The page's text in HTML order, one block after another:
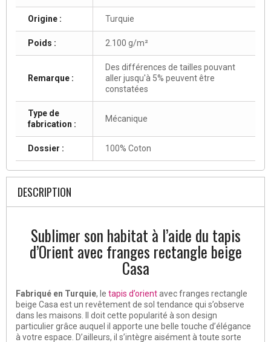
Origine : Turquie
Poids : 2.100 g/m²
Remarque :
Des différences de tailles pouvant
aller jusqu'à 5% peuvent être
constatées
Type de
fabrication :
Mécanique
Dossier : 100% Coton
DESCRIPTION
Sublimer son habitat à l’aide du tapis
d’Orient avec franges rectangle beige
Casa
Fabriqué en Turquie, le tapis d’orientavec franges rectangle
beige Casa est un revêtement de sol tendance qui s’observe
dans les maisons. Il doit cette popularité à son design
particulier grâce auquel il apporte une belle touche d’élégance
à votre espace. D’ailleurs, il s’intègre aisément à toute sorte